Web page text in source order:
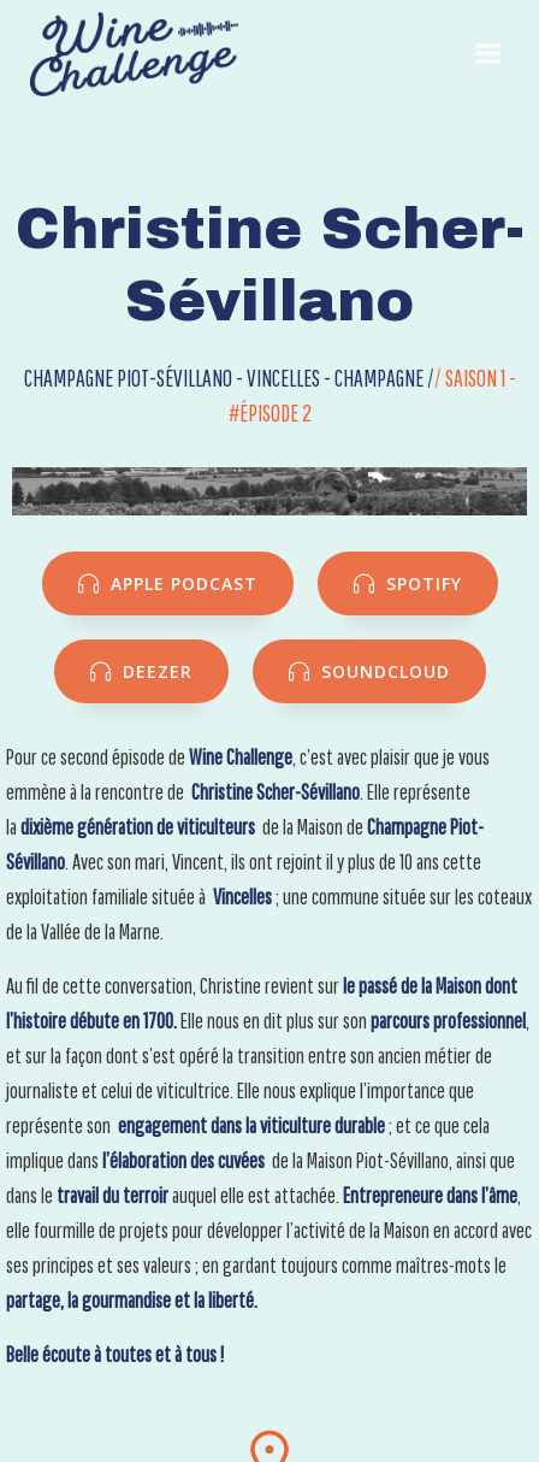
Christine Scher-
Sévillano
CHAMPAGNE PIOT-SÉVILLANO - VINCELLES - CHAMPAGNE //SAISON 1 -
#ÉPISODE 2
APPLE PODCAST SPOTIFY
DEEZER SOUNDCLOUD
Pour ce second épisode deWine Challenge, c’est avec plaisir que je vous
emmène à la rencontre de Christine Scher-Sévillano. Elle représente
ladixième génération de viticulteurs de la Maison deChampagne Piot-
Sévillano. Avec son mari, Vincent, ils ont rejoint il y plus de 10 ans cette
exploitation familiale située à Vincelles; une commune située sur les coteaux
de la Vallée de la Marne.
Au fil de cette conversation, Christine revient surle passé de la Maison dont
l’histoire débute en 1700.Elle nous en dit plus sur sonparcours professionnel,
et sur la façon dont s’est opéré la transition entre son ancien métier de
journaliste et celui de viticultrice. Elle nous explique l’importance que
représente son engagement dans la viticulture durable; et ce que cela
implique dans l’élaboration des cuvées de la Maison Piot-Sévillano, ainsi que
dans le travail du terroirauquel elle est attachée. Entrepreneure dans l’âme,
elle fourmille de projets pour développer l’activité de la Maison en accord avec
ses principes et ses valeurs ; en gardant toujours comme maîtres-mots le
partage, la gourmandise et la liberté.
Belle écoute à toutes et à tous !